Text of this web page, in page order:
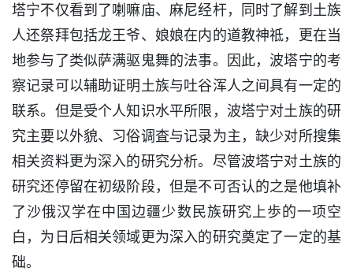
塔宁不仅看到了喇嘛庙、麻尼经杆，同时了解到土族
人还祭拜包括龙王爷、娘娘在内的道教神祗，更在当
地参与了类似萨满驱鬼舞的法事。因此，波塔宁的考
察记录可以辅助证明土族与吐谷浑人之间具有一定的
联系。但是受个人知识水平所限，波塔宁对土族的研
究主要以外貌、习俗调査与记录为主，缺少对所搜集
相关资料更为深入的研究分析。尽管波塔宁对土族的
研究还停留在初级阶段，但是不可否认的之是他填补
了沙俄汉学在中国边疆少数民族研究上歩的一项空
白，为日后相关领域更为深入的研究奠定了一定的基
础。